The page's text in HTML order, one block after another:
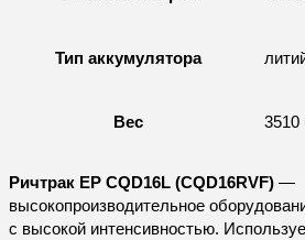
Тип аккумулятора
Вес 3510
Ричтрак EP CQD16L (CQD16RVF) —
высокопроизводительное
с высокой интенсивностью.